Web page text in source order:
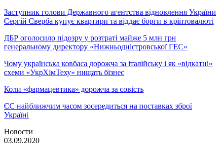
Заступник голови Державного агентства відновлення України
Сергій Сверба купує квартири та віддає борги в кріптовалюті
ДБР оголосило підозру у розтраті майже 5 млн грн
генеральному директору «Нижньодністровської ГЕС»
Чому українська ковбаса дорожча за італійську і як «відкатні»
схеми «УкрХімТеху» нищать бізнес
Коли «фармацевтика» дорожча за совість
ЄС найближчим часом зосередиться на поставках зброї
Україні
Новости
03.09.2020